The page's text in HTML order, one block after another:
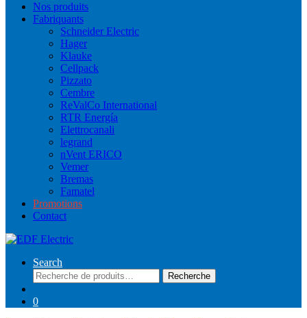
Nos produits
Fabriquants
Schneider Electric
Hager
Klauke
Cellpack
Pizzato
Cembre
ReValCo International
RTR Energía
Elettrocanali
legrand
nVent ERICO
Vemer
Bremas
Famatel
Promotions
Contact
Search
Recherche
pour :
Recherche
0